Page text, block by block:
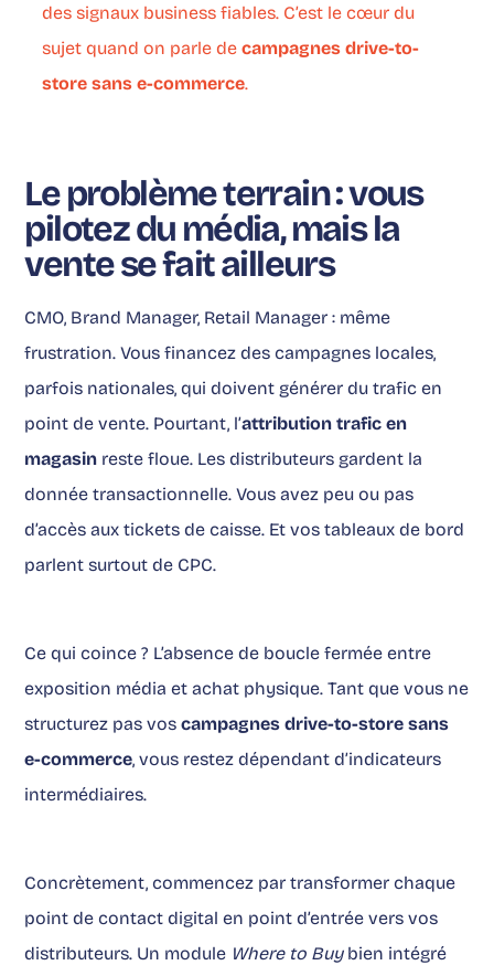
des signaux business fiables. C’est le cœur du
sujet quand on parle decampagnes drive-to-
store sans e-commerce.
Le problème terrain : vous
pilotez du média, mais la
vente se fait ailleurs
CMO, Brand Manager, Retail Manager : même
frustration. Vous financez des campagnes locales,
parfois nationales, qui doivent générer du trafic en
point de vente. Pourtant, l’attribution trafic en
magasin reste floue. Les distributeurs gardent la
donnée transactionnelle. Vous avez peu ou pas
d’accès aux tickets de caisse. Et vos tableaux de bord
parlent surtout de CPC.
Ce qui coince ? L’absence de boucle fermée entre
exposition média et achat physique. Tant que vous ne
structurez pas voscampagnes drive-to-store sans
e-commerce, vous restez dépendant d’indicateurs
intermédiaires.
Concrètement, commencez par transformer chaque
point de contact digital en point d’entrée vers vos
distributeurs. Un module Where to Buybien intégré